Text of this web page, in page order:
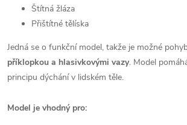
Štítná žláza
Přištítné tělíska
Jedná se o funkční model, takže je možné
příklopkou a hlasivkovými vazy. Model
principu dýchání v lidském těle.
Model je vhodný pro: